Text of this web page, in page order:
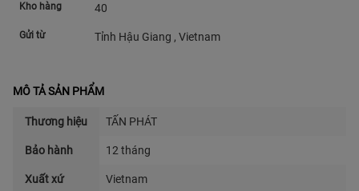
Kho hàng 40
Gửi từ Tỉnh Hậu Giang , Vietnam
MÔ TẢ SẢN PHẨM
Thương hiệu TẤN PHÁT
Bảo hành 12 tháng
Xuất xứ Vietnam